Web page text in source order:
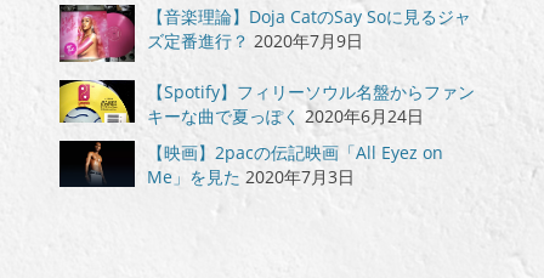
【音楽理論】Doja CatのSay Soに見るジャ
ズ定番進行？ 2020年7月9日
【Spotify】フィリーソウル名盤からファン
キーな曲で夏っぽく 2020年6月24日
【映画】2pacの伝記映画「All Eyez on
Me」を見た 2020年7月3日